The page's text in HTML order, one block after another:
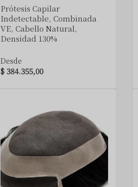
Prótesis Capilar
Indetectable, Combinada
VE, Cabello Natural,
Densidad 130%
Desde
$ 384.355,00